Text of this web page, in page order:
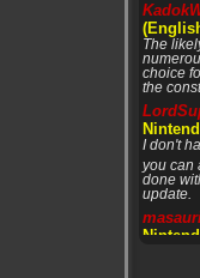
The
choice
the
I don't
you can
done
update.